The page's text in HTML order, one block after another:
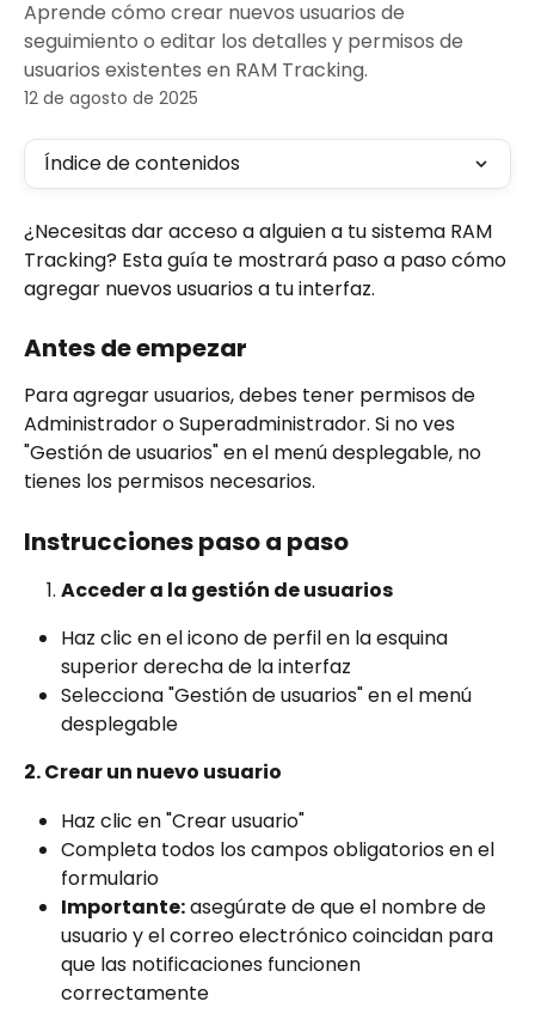
Aprende cómo crear nuevos usuarios de
seguimiento o editar los detalles y permisos de
usuarios existentes en RAM Tracking.
12 de agosto de 2025
Índice de contenidos
¿Necesitas dar acceso a alguien a tu sistema RAM
Tracking? Esta guía te mostrará paso a paso cómo
agregar nuevos usuarios a tu interfaz.
Antes de empezar
Para agregar usuarios, debes tener permisos de
Administrador o Superadministrador. Si no ves
"Gestión de usuarios" en el menú desplegable, no
tienes los permisos necesarios.
Instrucciones paso a paso
Acceder a la gestión de usuarios
Haz clic en el icono de perfil en la esquina
superior derecha de la interfaz
Selecciona "Gestión de usuarios" en el menú
desplegable
2. Crear un nuevo usuario
Haz clic en "Crear usuario"
Completa todos los campos obligatorios en el
formulario
Importante: asegúrate de que el nombre de
usuario y el correo electrónico coincidan para
que las notificaciones funcionen
correctamente